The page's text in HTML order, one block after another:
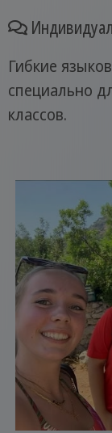
Гибкие
специально
классов.